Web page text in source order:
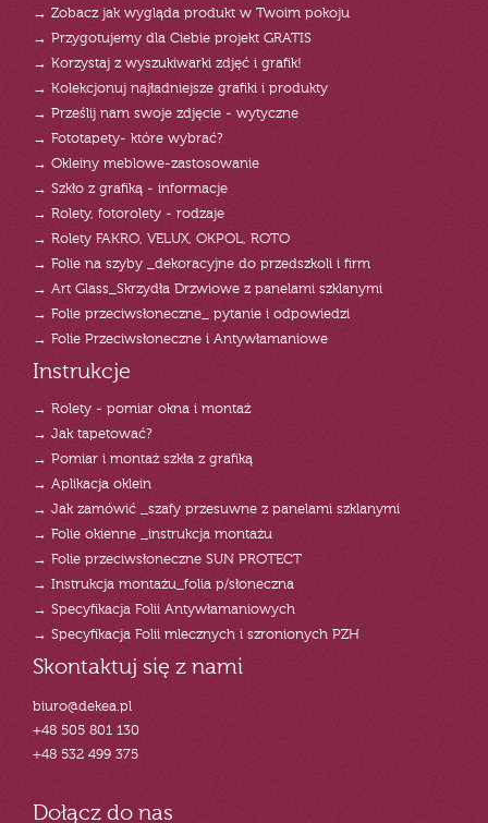
→ Zobacz jak wygląda produkt w Twoim pokoju
→ Przygotujemy dla Ciebie projekt GRATIS
→ Korzystaj z wyszukiwarki zdjęć i grafik!
→ Kolekcjonuj najładniejsze grafiki i produkty
→ Prześlij nam swoje zdjęcie - wytyczne
→ Fototapety- które wybrać?
→ Okleiny meblowe-zastosowanie
→ Szkło z grafiką - informacje
→ Rolety, fotorolety - rodzaje
→ Rolety FAKRO, VELUX, OKPOL, ROTO
→ Folie na szyby _dekoracyjne do przedszkoli i firm
→ Art Glass_Skrzydła Drzwiowe z panelami szklanymi
→ Folie przeciwsłoneczne_ pytanie i odpowiedzi
→ Folie Przeciwsłoneczne i Antywłamaniowe
Instrukcje
→ Rolety - pomiar okna i montaż
→ Jak tapetować?
→ Pomiar i montaż szkła z grafiką
→ Aplikacja oklein
→ Jak zamówić _szafy przesuwne z panelami szklanymi
→ Folie okienne _instrukcja montażu
→ Folie przeciwsłoneczne SUN PROTECT
→ Instrukcja montażu_folia p/słoneczna
→ Specyfikacja Folii Antywłamaniowych
→ Specyfikacja Folii mlecznych i szronionych PZH
Skontaktuj się z nami
biuro@dekea.pl
+48 505 801 130
+48 532 499 375
Dołącz do nas